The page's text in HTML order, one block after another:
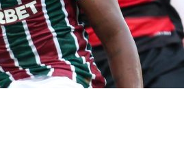
Atlético-MG — 22ª rodada do Brasileirão 2026:
divulga relacionados para o clássico contra